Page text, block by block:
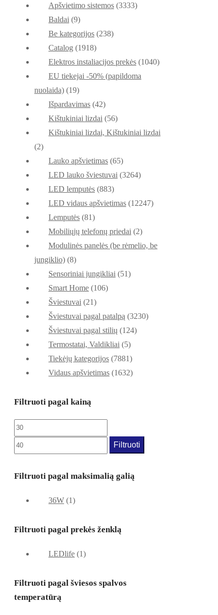
Apšvietimo sistemos (3333)
Baldai (9)
Be kategorijos (238)
Catalog (1918)
Elektros instaliacijos prekės (1040)
EU tiekejai -50% (papildoma
nuolaida) (19)
Išpardavimas (42)
Kištukiniai lizdai (56)
Kištukiniai lizdai, Kištukiniai lizdai
(2)
Lauko apšvietimas (65)
LED lauko šviestuvai (3264)
LED lemputės (883)
LED vidaus apšvietimas (12247)
Lemputės (81)
Mobiliųjų telefonų priedai (2)
Modulinės panelės (be rėmelio, be
jungiklio) (8)
Sensoriniai jungikliai (51)
Smart Home (106)
Šviestuvai (21)
Šviestuvai pagal patalpą (3230)
Šviestuvai pagal stilių (124)
Termostatai, Valdikliai (5)
Tiekėjų kategorijos (7881)
Vidaus apšvietimas (1632)
Filtruoti pagal kainą
Filtruoti
Filtruoti pagal maksimalią galią
36W (1)
Filtruoti pagal prekės ženklą
LEDlife (1)
Filtruoti pagal šviesos spalvos
temperatūrą